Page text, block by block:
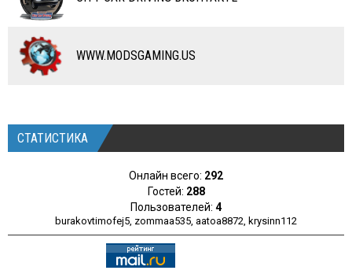
ПРОГРАММЫ
РАЗНОЕ WWW.MODSGAMING.US
СТАТИСТИКА
Онлайн всего: 292
Гостей: 288
Пользователей: 4
burakovtimofej5, zommaa535, aatoa8872, krysinn112